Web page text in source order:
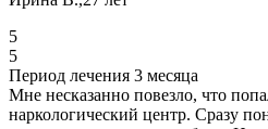
5
5
Период лечения 3 месяца
Мне несказанно повезло, что
наркологический центр. Сразу